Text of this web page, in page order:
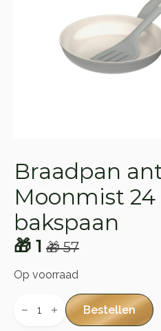
Braadpan
Moonmist
bakspaan
🎁57
Oorspronkelijke
prijs
🎁 57.
🎁 1
Huidige
prijs
🎁 1.
Op voorraad
antikleef
Bestellen